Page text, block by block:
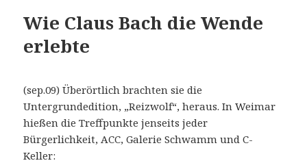
Wie Claus Bach die Wende
erlebte
(sep.09) Überörtlich brachten sie die
Untergrundedition, „Reizwolf“, heraus. In Weimar
hießen die Treffpunkte jenseits jeder
Bürgerlichkeit, ACC, Galerie Schwamm und C-
Keller: